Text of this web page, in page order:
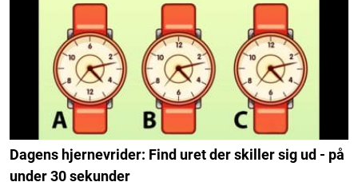
Dagens hjernevrider: Find uret der skiller sig ud - på
under 30 sekunder